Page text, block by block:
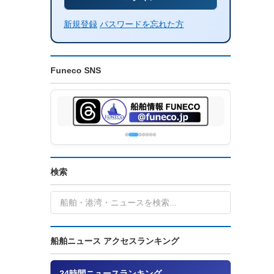
新規登録 パスワードを忘れた方
Funeco SNS
検索
船舶ニュース アクセスランキング